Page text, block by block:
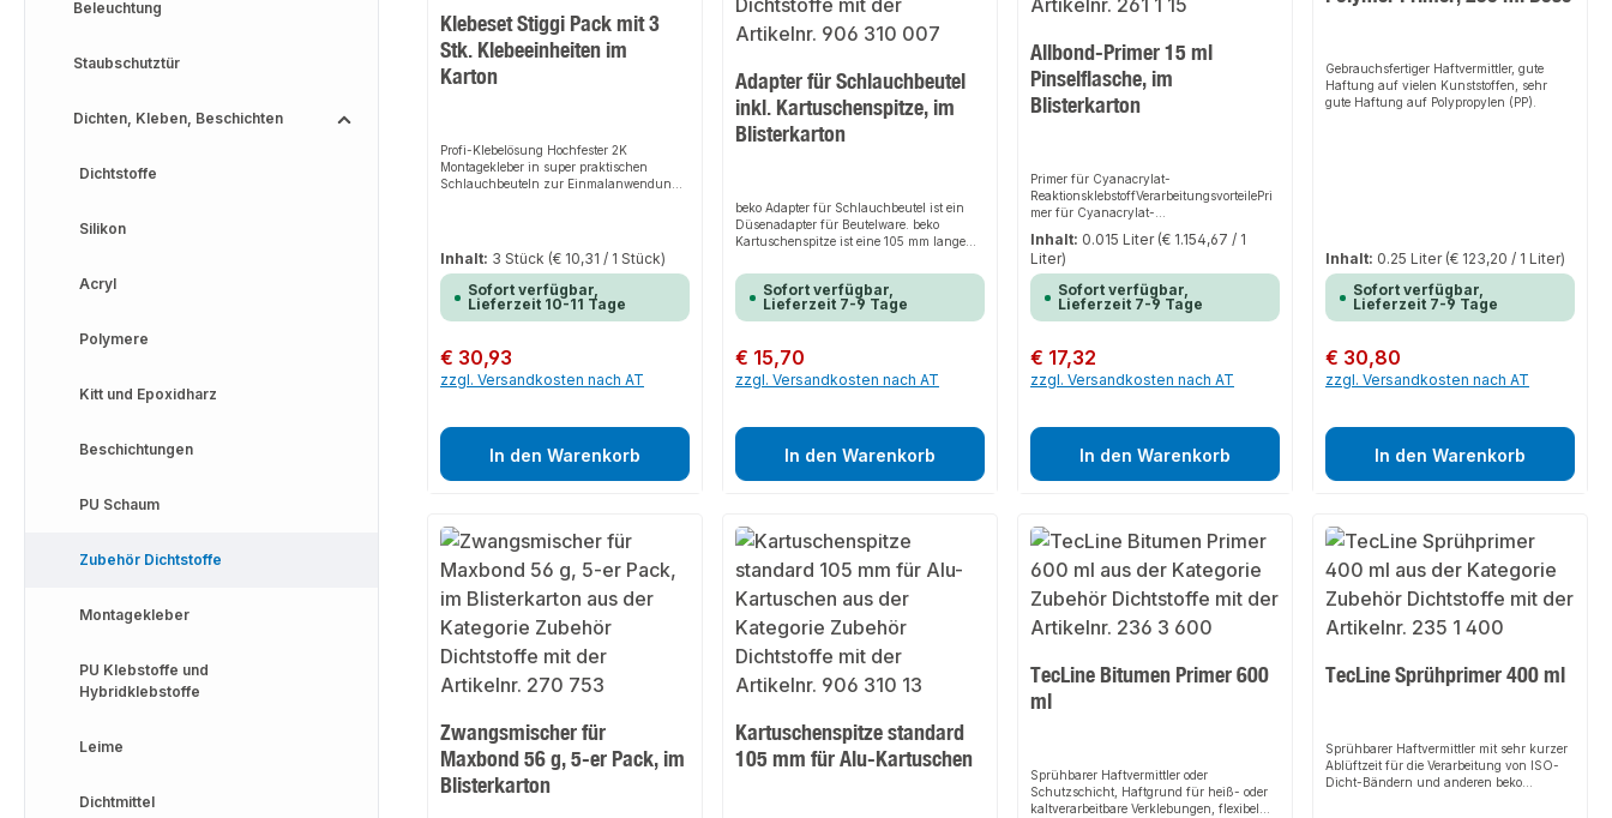
Beleuchtung
Staubschutztür
Dichten, Kleben, Beschichten
Dichtstoffe
Silikon
Acryl
Polymere
Kitt und Epoxidharz
Beschichtungen
PU Schaum
Zubehör Dichtstoffe
Montagekleber
PU Klebstoffe und
Hybridklebstoffe
Leime
Dichtmittel
Klebeset Stiggi Pack mit 3
Stk. Klebeeinheiten im
Karton
Profi-Klebelösung Hochfester 2K
Montagekleber in super praktischen
Schlauchbeuteln zur Einmalanwendung
Klebstoff auf SMP-Basis mit extremer
AnfangshaltekraftWitterungsbeständig,
Vibrationshemmend, Schallentkoppelnd,
SpannungsausgleichendUniversell
einsetzbarer
sind im Innen- Außen und Nassbereich
möglichFrei von Isocyanaten (Gefahrstoff)
Inhalt: 3 Stück (€ 10,31 / 1 Stück)
Sofort verfügbar,
Lieferzeit 10-11 Tage
Regulärer Preis:
€ 30,93
zzgl. Versandkosten nach AT
In den Warenkorb
Adapter für Schlauchbeutel
inkl. Kartuschenspitze, im
Blisterkarton
beko Adapter für Schlauchbeutel ist ein
Düsenadapter für Beutelware. beko
Kartuschenspitze ist eine 105 mm lange
Schlauchbeutel inkl. Kartuschenspitze
ermöglichen die Verarbeitung von in
Beutel abgefüllten Kleb- und Dichtstoffen
mittels handelsüblicher
und abgeschraubt werden können. Bei
mehrmaliger Verwendung eines Beutels
muss lediglich die Kartuschenspitze
Kartuschenspitzen
Sofort verfügbar,
Lieferzeit 7-9 Tage
Regulärer Preis:
€ 15,70
zzgl. Versandkosten nach AT
In den Warenkorb
Allbond-Primer 15 ml
Pinselflasche, im
Blisterkarton
Primer für Cyanacrylat-
ReaktionsklebstoffVerarbeitungsvorteilePri
mer für Cyanacrylat-
ReaktionsklebstoffAnwendungsbereichePri
mer für beste Haftung auf schwer
verklebbaren Kunststoffen wie PP und PE.
Inhalt: 0.015 Liter (€ 1.154,67 / 1
Liter)
Sofort verfügbar,
Lieferzeit 7-9 Tage
Regulärer Preis:
€ 17,32
zzgl. Versandkosten nach AT
In den Warenkorb
Gebrauchsfertiger Haftvermittler, gute
Haftung auf vielen Kunststoffen, sehr
gute Haftung auf Polypropylen (PP).
Inhalt: 0.25 Liter (€ 123,20 / 1 Liter)
Sofort verfügbar,
Lieferzeit 7-9 Tage
Regulärer Preis:
€ 30,80
zzgl. Versandkosten nach AT
In den Warenkorb
Zwangsmischer für
Maxbond 56 g, 5-er Pack, im
Blisterkarton
Kartuschenspitze standard
105 mm für Alu-Kartuschen
TecLine Bitumen Primer 600
ml
Sprühbarer Haftvermittler oder
Schutzschicht, Haftgrund für heiß- oder
kaltverarbeitbare Verklebungen, flexibel
TecLine Sprühprimer 400 ml
Sprühbarer Haftvermittler mit sehr kurzer
Ablüftzeit für die Verarbeitung von ISO-
Dicht-Bändern und anderen beko